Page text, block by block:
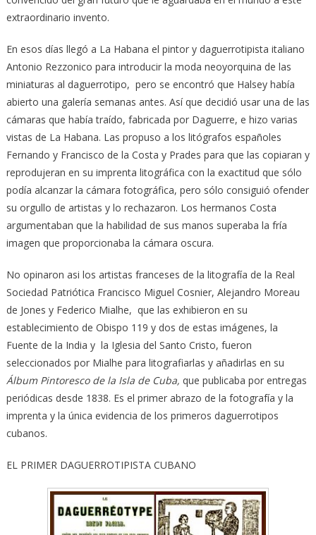
extraordinario invento.
En esos días llegó a La Habana el pintor y daguerrotipista italiano
Antonio Rezzonico para introducir la moda neoyorquina de las
miniaturas al daguerrotipo, pero se encontró que Halsey había
abierto una galería semanas antes. Así que decidió usar una de las
cámaras que había traído, fabricada por Daguerre, e hizo varias
vistas de La Habana. Las propuso a los litógrafos españoles
Fernando y Francisco de la Costa y Prades para que las copiaran y
reprodujeran en su imprenta litográfica con la exactitud que sólo
podía alcanzar la cámara fotográfica, pero sólo consiguió ofender
su orgullo de artistas y lo rechazaron. Los hermanos Costa
argumentaban que la habilidad de sus manos superaba la fría
imagen que proporcionaba la cámara oscura.
No opinaron asi los artistas franceses de la litografía de la Real
Sociedad Patriótica Francisco Miguel Cosnier, Alejandro Moreau
de Jones y Federico Mialhe, que las exhibieron en su
establecimiento de Obispo 119 y dos de estas imágenes, la
Fuente de la India y la Iglesia del Santo Cristo, fueron
seleccionados por Mialhe para litografiarlas y añadirlas en su
Álbum Pintoresco de la Isla de Cuba, que publicaba por entregas
periódicas desde 1838. Es el primer abrazo de la fotografía y la
imprenta y la única evidencia de los primeros daguerrotipos
cubanos.
EL PRIMER DAGUERROTIPISTA CUBANO